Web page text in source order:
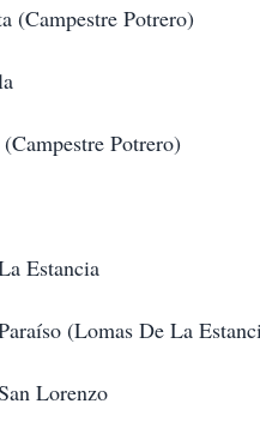
(Campestre Potrero)
Potrero)
Estancia
(Lomas De La
Lorenzo